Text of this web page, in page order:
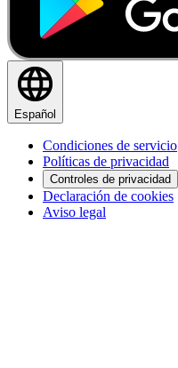
Español
Condiciones de servicio
Políticas de privacidad
Controles de privacidad
Declaración de cookies
Aviso legal